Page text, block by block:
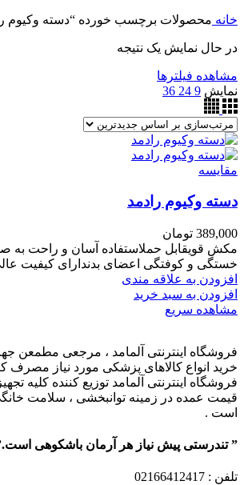
خانه محصولات برچسب خورده “دسته وکیوم
در حال نمایش یک نتیجه
مشاهده فیلترها
نمایش 9
24
36
مقایسه
دسته وکیوم رادمد
389,000 تومان
مکش قویقابل حملاستفاده آسان و راحت به
خستگی و کوفتگی اعضای بدندارای کیفیت
افزودن به علاقه مندی
افزودن به سبد خرید
مشاهده سریع
فروشگاه اینترنتی آلمامد ، مرجعی مطمعن
خرید انواع کالاهای پزشکی مورد نیاز مصرف
فروشگاه اینترنتی آلمامد توزیع کننده کلیه
قیمت عمده در زمینه توانبخشی ، سلامت
است .
” تندرستی پیش نیاز هر آرمان باشکوهی
تلفن : 02166412417